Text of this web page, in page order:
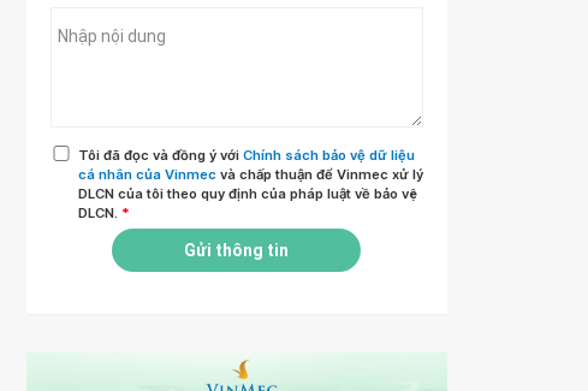
Tôi đã đọc và đồng ý với Chính sách bảo vệ dữ liệu
cá nhân của Vinmec và chấp thuận để Vinmec xử lý
DLCN của tôi theo quy định của pháp luật về bảo vệ
DLCN. *
Gửi thông tin